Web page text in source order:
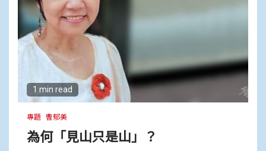
1 min read
專題 曹郁美
為何「見山只是山」？